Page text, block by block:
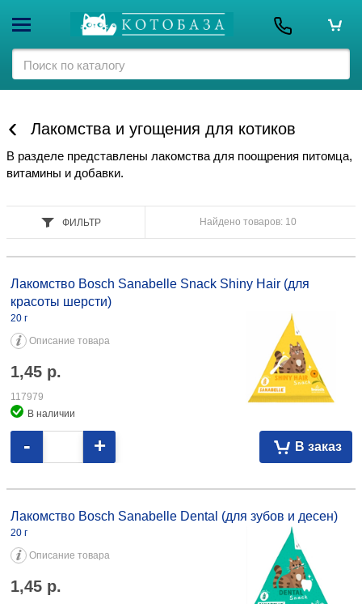
Лакомства и угощения для котиков
В разделе представлены лакомства для поощрения питомца,
витамины и добавки.
ФИЛЬТР Найдено товаров: 10
г 1,45 117979
Лакомство Bosch Sanabelle Snack Shiny Hair (для
красоты шерсти)
20 г
Описание товара
1,45 р.
117979
В наличии
В заказ
- +
117980
Лакомство Bosch Sanabelle Dental (для зубов и десен)
20 г
Описание товара
1,45 р.